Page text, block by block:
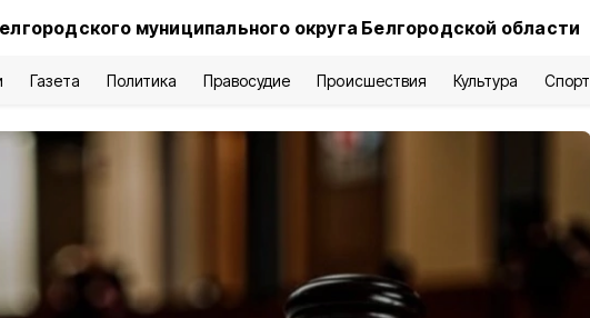
муниципального округа Белгородской области
Газета Политика Правосудие Происшествия Культура Спорт